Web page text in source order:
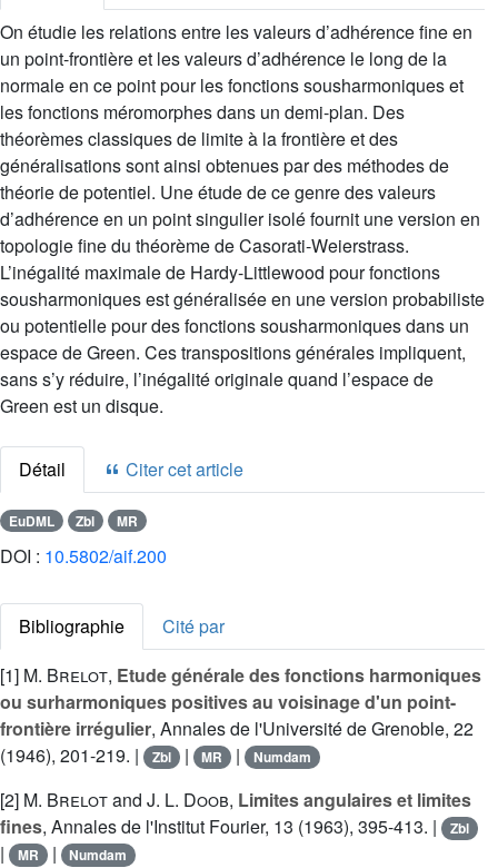
On étudie les relations entre les valeurs d’adhérence fine en
un point-frontière et les valeurs d’adhérence le long de la
normale en ce point pour les fonctions sousharmoniques et
les fonctions méromorphes dans un demi-plan. Des
théorèmes classiques de limite à la frontière et des
généralisations sont ainsi obtenues par des méthodes de
théorie de potentiel. Une étude de ce genre des valeurs
d’adhérence en un point singulier isolé fournit une version en
topologie fine du théorème de Casorati-Weierstrass.
L’inégalité maximale de Hardy-Littlewood pour fonctions
sousharmoniques est généralisée en une version probabiliste
ou potentielle pour des fonctions sousharmoniques dans un
espace de Green. Ces transpositions générales impliquent,
sans s’y réduire, l’inégalité originale quand l’espace de
Green est un disque.
Détail Citer cet article
EuDML Zbl MR
DOI : 10.5802/aif.200
Bibliographie
Cité par
[1] M. Brelot, Etude générale des fonctions harmoniques
ou surharmoniques positives au voisinage d'un point-
frontière irrégulier, Annales de l'Université de Grenoble, 22
(1946), 201-219. |
Zbl | MR | Numdam
[2] M. Brelotand J. L. Doob, Limites angulaires et limites
fines, Annales de l'Institut Fourier, 13 (1963), 395-413. | Zbl
| MR | Numdam